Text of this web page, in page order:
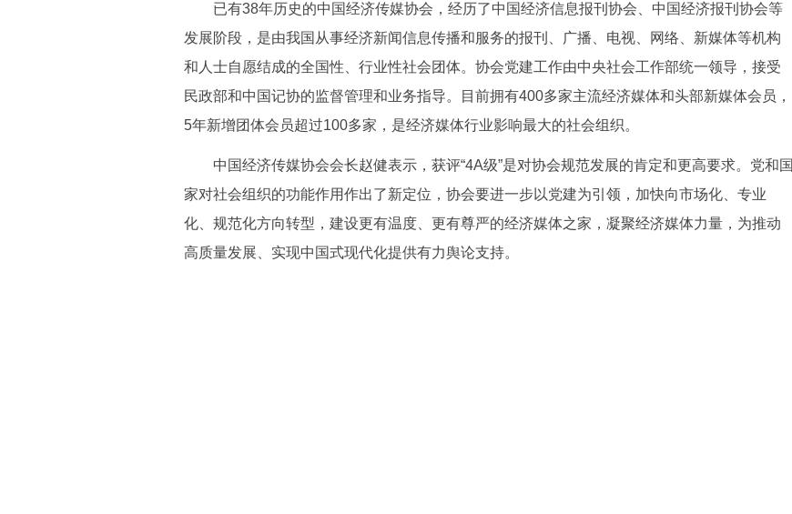
已有38年历史的中国经济传媒协会，经历了中国经济信息报刊协会、中国经济报刊协会等
发展阶段，是由我国从事经济新闻信息传播和服务的报刊、广播、电视、网络、新媒体等机构
和人士自愿结成的全国性、行业性社会团体。协会党建工作由中央社会工作部统一领导，接受
民政部和中国记协的监督管理和业务指导。目前拥有400多家主流经济媒体和头部新媒体会员，
5年新增团体会员超过100多家，是经济媒体行业影响最大的社会组织。
中国经济传媒协会会长赵健表示，获评“4A级”是对协会规范发展的肯定和更高要求。党和国
家对社会组织的功能作用作出了新定位，协会要进一步以党建为引领，加快向市场化、专业
化、规范化方向转型，建设更有温度、更有尊严的经济媒体之家，凝聚经济媒体力量，为推动
高质量发展、实现中国式现代化提供有力舆论支持。